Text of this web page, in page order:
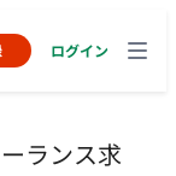
ログイン
ランス求